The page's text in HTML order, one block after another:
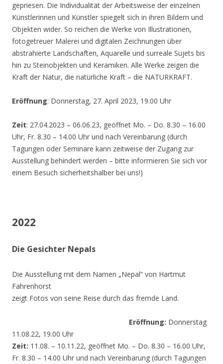
gepriesen. Die Individualität der Arbeitsweise der einzelnen
Künstlerinnen und Künstler spiegelt sich in ihren Bildern und
Objekten wider. So reichen die Werke von Illustrationen,
fotogetreuer Malerei und digitalen Zeichnungen über
abstrahierte Landschaften, Aquarelle und surreale Sujets bis
hin zu Steinobjekten und Keramiken. Alle Werke zeigen die
Kraft der Natur, die natürliche Kraft – die NATURKRAFT.
Eröffnung: Donnerstag, 27. April 2023, 19.00 Uhr
Zeit: 27.04.2023 – 06.06.23, geöffnet Mo. – Do. 8.30 – 16.00
Uhr, Fr. 8.30 – 14.00 Uhr und nach Vereinbarung (durch
Tagungen oder Seminare kann zeitweise der Zugang zur
Ausstellung behindert werden – bitte informieren Sie sich vor
einem Besuch sicherheitshalber bei uns!)
2022
Die Gesichter Nepals
Die Ausstellung mit dem Namen „Nepal“ von Hartmut
Fahrenhorst
zeigt Fotos von seine Reise durch das fremde Land.
Eröffnung: Donnerstag
11.08.22, 19.00 Uhr
Zeit: 11.08. – 10.11.22, geöffnet Mo. – Do. 8.30 – 16.00 Uhr,
Fr. 8.30 – 14.00 Uhr und nach Vereinbarung (durch Tagungen